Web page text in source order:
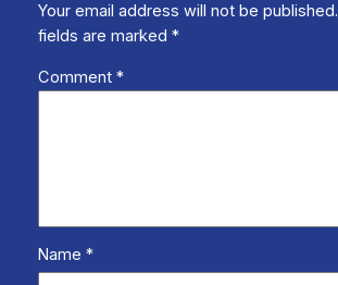
Your email address will not be published.
fields are marked *
Comment *
Name *